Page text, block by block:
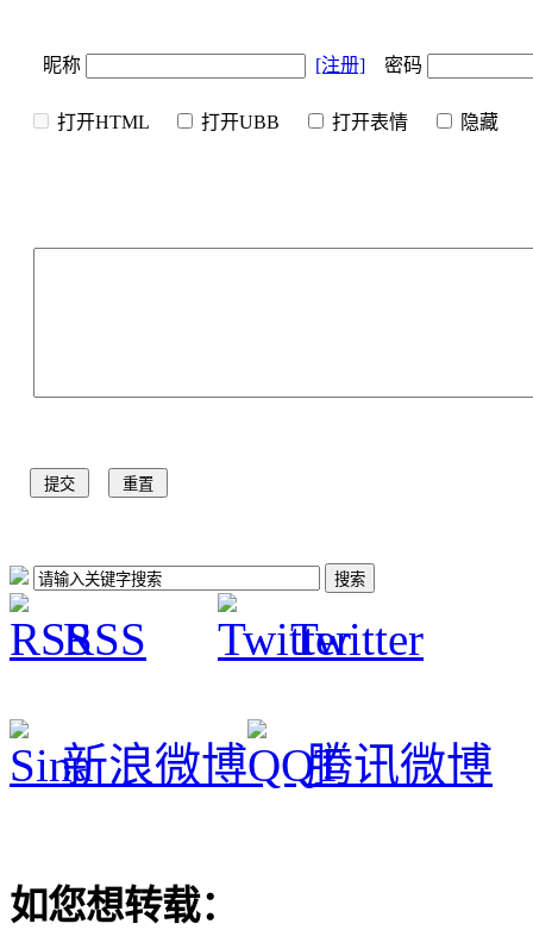
昵称 [注册] 密码
打开HTML 打开UBB 打开表情 隐
RSS Twitter
新浪微博 腾讯微博
如您想转载：